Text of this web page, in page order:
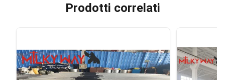
Prodotti correlati